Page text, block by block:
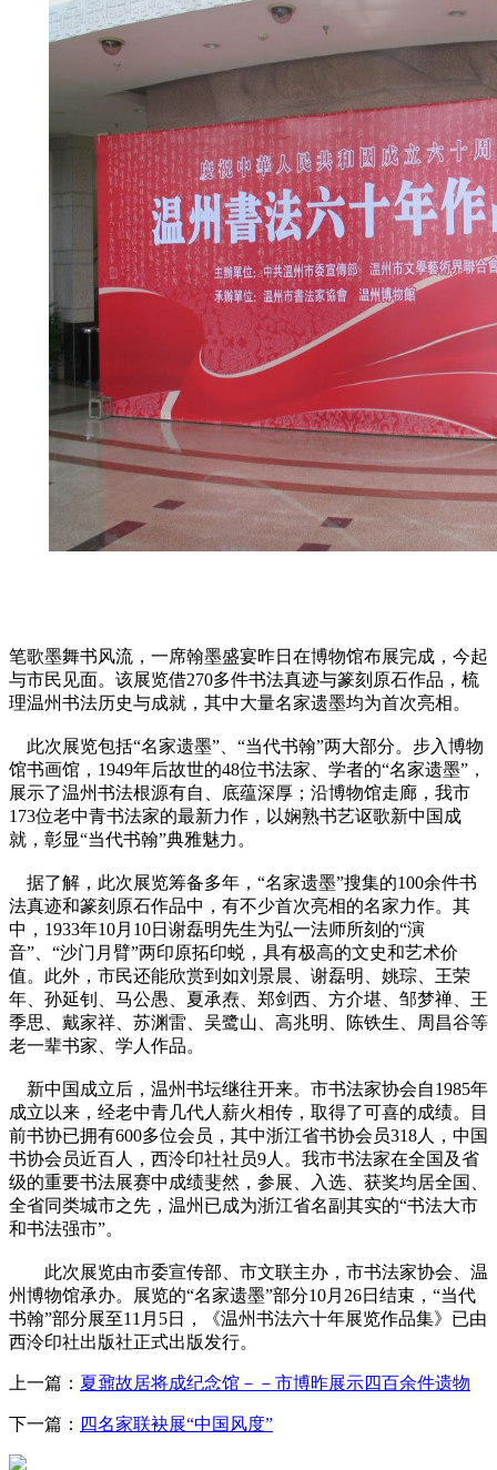
笔歌墨舞书风流，一席翰墨盛宴昨日在博物馆布展完成，今起
与市民见面。该展览借270多件书法真迹与篆刻原石作品，梳
理温州书法历史与成就，其中大量名家遗墨均为首次亮相。
此次展览包括“名家遗墨”、“当代书翰”两大部分。步入博物
馆书画馆，1949年后故世的48位书法家、学者的“名家遗墨”，
展示了温州书法根源有自、底蕴深厚；沿博物馆走廊，我市
173位老中青书法家的最新力作，以娴熟书艺讴歌新中国 成
就，彰显“当代书翰”典雅魅力。
据了解，此次展览筹备多年，“名家遗墨”搜集的100余件书
法真迹和篆刻原石作品中，有不少首次亮相的名家力作。其
中，1933年10月10日谢磊明先生为弘一法师所刻的“演
音”、“沙门月臂”两印原拓印蜕，具有极高的文史和艺术价
值。此外，市民还能欣赏到如刘景晨、谢磊明、姚琮、王荣
年、孙延钊、马公愚、夏承焘、郑剑西、方介堪、邹梦禅、王
季思、戴家祥、苏渊雷、吴鹭山、高兆明、陈铁生、周昌谷等
老一辈书家、学人作品。
新中国 成立后，温州书坛继往开来。市书法家协会自1985年
成立以来，经老中青几代人薪火相传，取得了可喜的成绩。目
前书协已拥有600多位会员，其中浙江省书协会员318人，中国
书协会员近百人，西泠印社社员9人。我市书法家在全国及省
级的重要书法展赛中成绩斐然，参展、入选、获奖均居全国、
全省同类城市之先，温州已成为浙江省名副其实的“书法大市
和书法强市”。
此次展览由市委宣传部、市文联主办，市书法家协会、温
州博物馆承办。展览的“名家遗墨”部分10月26日结束，“当代
书翰”部分展至11月5日，《温州书法六十年展览作品集》已由
西泠印社出版社正式出版发行。
上一篇： 夏鼐故居将成纪念馆－－市博昨展示四百余件遗物
下一篇： 四名家联袂展“中国风度”